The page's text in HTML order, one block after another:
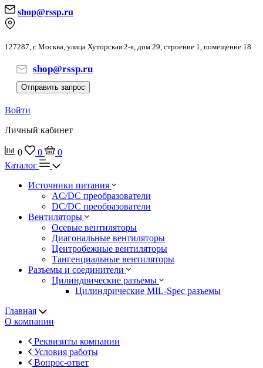
shop@rssp.ru
127287, г. Москва, улица Хуторская 2-я, дом 29, строение 1, помещение 18
shop@rssp.ru
Отправить запрос
Войти
Личный кабинет
0 0
0
Каталог
Источники питания
AC/DC преобразователи
DC/DC преобразователи
Вентиляторы
Осевые вентиляторы
Диагональные вентиляторы
Центробежные вентиляторы
Тангенциальные вентиляторы
Разъемы и соединители
Цилиндрические разъемы
Цилиндрические MIL-Spec разъемы
Главная
О компании
Реквизиты компании
Условия работы
Вопрос-ответ